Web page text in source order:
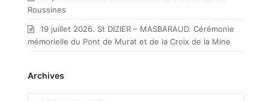
Roussines
19 juillet 2026. St DIZIER – MASBARAUD. Cérémonie
mémorielle du Pont de Murat et de la Croix de la Mine
Archives